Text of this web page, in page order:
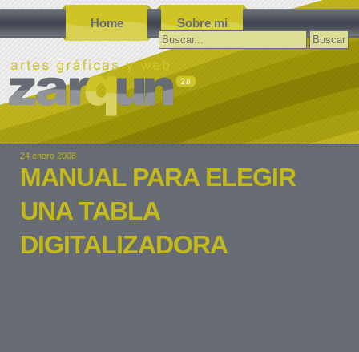
Home Sobre mi
Buscar:
24 enero 2008
MANUAL PARA ELEGIR
UNA TABLA
DIGITALIZADORA